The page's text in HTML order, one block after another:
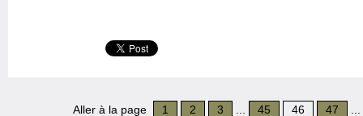
Aller à la page 1 2 3 45 46 47